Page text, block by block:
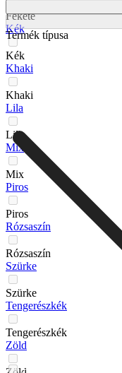
Fekete
Kék
Kék
Khaki
Khaki
Lila
Lila
Mix
Mix
Piros
Piros
Rózsaszín
Rózsaszín
Szürke
Szürke
Tengerészkék
Tengerészkék
Zöld
Termék típusa